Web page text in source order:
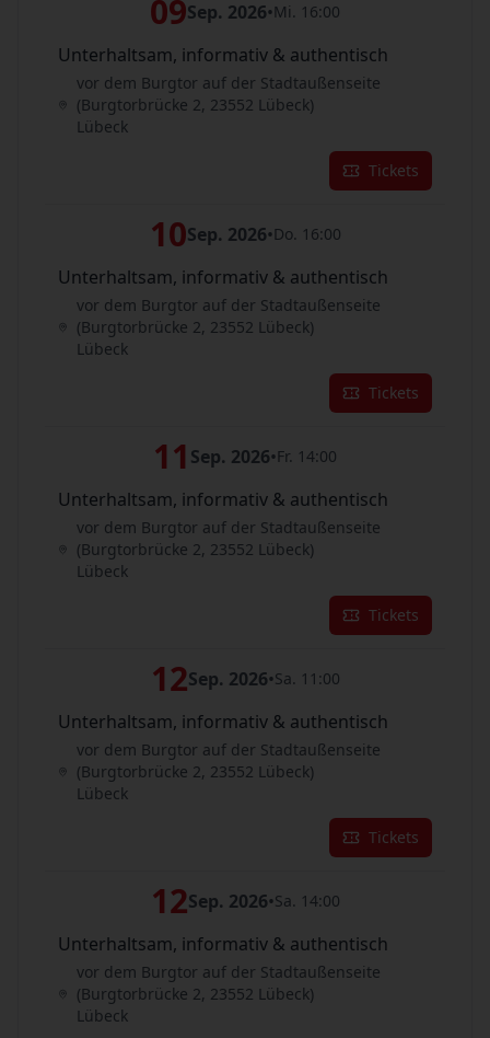
09Sep. 2026•Mi. 16:00
Unterhaltsam, informativ & authentisch
vor dem Burgtor auf der Stadtaußenseite
(Burgtorbrücke 2, 23552 Lübeck)
Lübeck
Tickets
10Sep. 2026•Do. 16:00
Unterhaltsam, informativ & authentisch
vor dem Burgtor auf der Stadtaußenseite
(Burgtorbrücke 2, 23552 Lübeck)
Lübeck
Tickets
11 Sep. 2026•Fr. 14:00
Unterhaltsam, informativ & authentisch
vor dem Burgtor auf der Stadtaußenseite
(Burgtorbrücke 2, 23552 Lübeck)
Lübeck
Tickets
12Sep. 2026•Sa. 11:00
Unterhaltsam, informativ & authentisch
vor dem Burgtor auf der Stadtaußenseite
(Burgtorbrücke 2, 23552 Lübeck)
Lübeck
Tickets
12Sep. 2026•Sa. 14:00
Unterhaltsam, informativ & authentisch
vor dem Burgtor auf der Stadtaußenseite
(Burgtorbrücke 2, 23552 Lübeck)
Lübeck